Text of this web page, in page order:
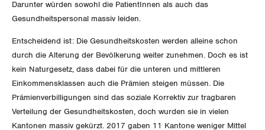
SERVICE PUBLIC
Verkehr
Post
Energie und Umwelt
Kommunikation und Medien
GLEICHSTELLUNG
Gleichstellung von Frauen und Männern
Gleichstellung von LGBTI
BILDUNG & JUGEND
MIGRATION
GEWERKSCHAFTSPOLITIK
Darunter würden sowohl die PatientInnen als auch das
Gesundheitspersonal massiv leiden.
Entscheidend ist: Die Gesundheitskosten werden alleine schon
durch die Alterung der Bevölkerung weiter zunehmen. Doch es ist
kein Naturgesetz, dass dabei für die unteren und mittleren
Einkommensklassen auch die Prämien steigen müssen. Die
Prämienverbilligungen sind das soziale Korrektiv zur tragbaren
Verteilung der Gesundheitskosten, doch wurden sie in vielen
Kantonen massiv gekürzt. 2017 gaben 11 Kantone weniger Mittel